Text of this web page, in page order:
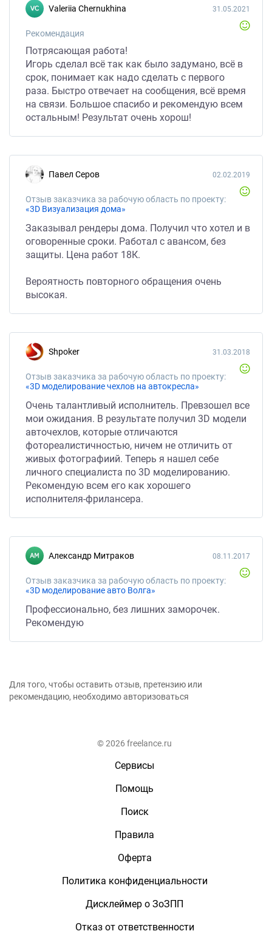
Valeriia Chernukhina
Рекомендация
31.05.2021
Потрясающая работа!
Игорь сделал всё так как было задумано, всё в
срок, понимает как надо сделать с первого
раза. Быстро отвечает на сообщения, всё время
на связи. Большое спасибо и рекомендую всем
остальным! Результат очень хорош!
Павел Серов
Отзыв заказчика за рабочую область по проекту:
«3D Визуализация дома»
02.02.2019
Заказывал рендеры дома. Получил что хотел и в
оговоренные сроки. Работал с авансом, без
защиты. Цена работ 18К.
Вероятность повторного обращения очень
высокая.
shpoker
Отзыв заказчика за рабочую область по проекту:
«3D моделирование чехлов на автокресла»
31.03.2018
Очень талантливый исполнитель. Превзошел все
мои ожидания. В результате получил 3D модели
авточехлов, которые отличаются
фотореалистичностью, ничем не отличить от
живых фотографиий. Теперь я нашел себе
личного специалиста по 3D моделированию.
Рекомендую всем его как хорошего
исполнителя-фрилансера.
Александр Митраков
Отзыв заказчика за рабочую область по проекту:
«3D моделирование авто Волга»
08.11.2017
Профессионально, без лишних заморочек.
Рекомендую
Для того, чтобы оставить отзыв, претензию или
рекомендацию, необходимо авторизоваться
© 2026 freelance.ru
Сервисы
Помощь
Поиск
Правила
Оферта
Политика конфиденциальности
Дисклеймер о ЗоЗПП
Отказ от ответственности